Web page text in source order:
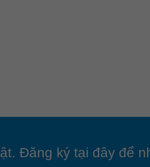
Đăng ký tại đây để